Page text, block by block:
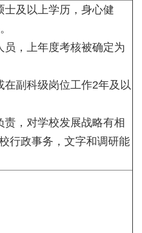
士及以上学历，身心健
员，上年度考核被确定为
在副科级岗位工作2年及以
，对学校发展战略有相
行政事务，文字和调研能